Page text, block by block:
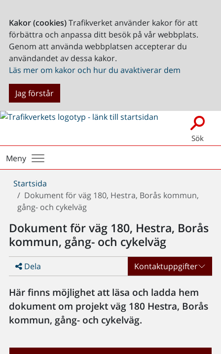
Kakor (cookies)Trafikverket använder kakor för att
förbättra och anpassa ditt besök på vår webbplats.
Genom att använda webbplatsen accepterar du
användandet av dessa kakor.
Läs mer om kakor och hur du avaktiverar dem
Jag förstår
Sök
Meny
Du
är
här:
Startsida
Dokument för väg 180, Hestra, Borås kommun,
gång- och cykelväg
Dokument för väg 180, Hestra, Borås
kommun, gång- och cykelväg
Dela Kontaktuppgifter
Här finns möjlighet att läsa och ladda hem
dokument om projekt väg 180 Hestra, Borås
kommun, gång- och cykelväg.